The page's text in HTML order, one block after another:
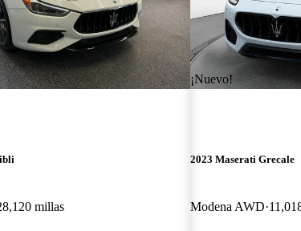
millas
¡Nuevo!
2023 Maserati Grecale
Modena AWD